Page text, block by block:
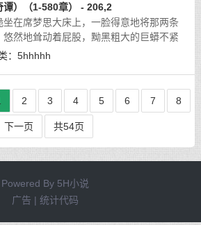
谭）（1-580章） - 206,2
在席梦思大床上，一脸得意地将那两条
然地耸动着屁股，黝黑粗大的巨蟒不紧
茸茸的阴户。
： 5hhhhh
2 3 4 5 6 7 8
下一页 共54页
Powered By 5H小说
广告 | 统计代码